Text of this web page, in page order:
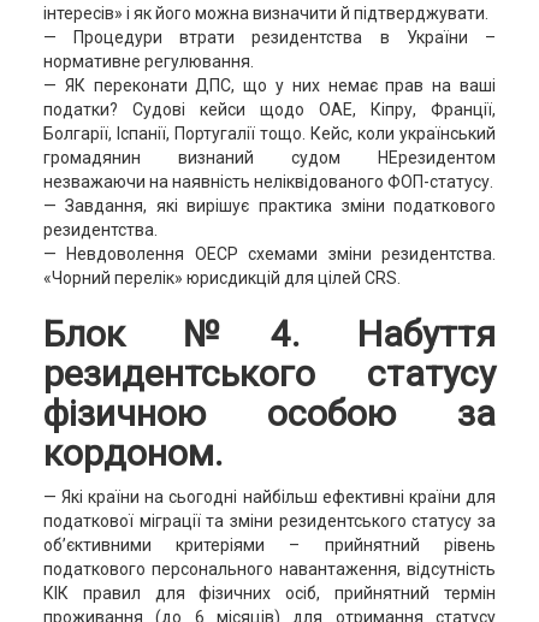
інтересів» і як його можна визначити й підтверджувати.
— Процедури втрати резидентства в України –
нормативне регулювання.
— ЯК переконати ДПС, що у них немає прав на ваші
податки? Судові кейси щодо ОАЕ, Кіпру, Франції,
Болгарії, Іспанії, Португалії тощо. Кейс, коли український
громадянин визнаний судом НЕрезидентом
незважаючи на наявність неліквідованого ФОП-статусу.
— Завдання, які вирішує практика зміни податкового
резидентства.
— Невдоволення ОЕСР схемами зміни резидентства.
«Чорний перелік» юрисдикцій для цілей СRS.
Блок №4. Набуття
резидентського статусу
фізичною особою за
кордоном.
— Які країни на сьогодні найбільш ефективні країни для
податкової міграції та зміни резидентського статусу за
об’єктивними критеріями – прийнятний рівень
податкового персонального навантаження, відсутність
КІК правил для фізичних осіб, прийнятний термін
проживання (до 6 місяців) для отримання статусу